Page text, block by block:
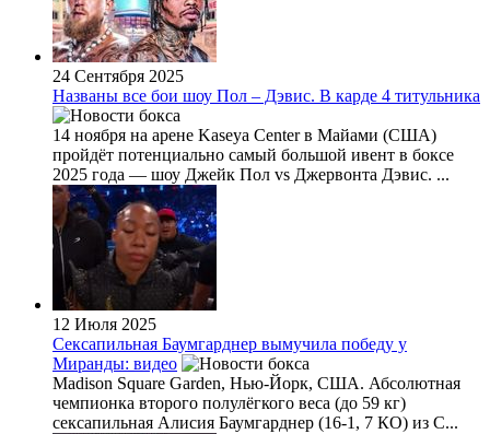
24 Сентября 2025
Названы все бои шоу Пол – Дэвис. В карде 4 титульника
14 ноября на арене Kaseya Center в Майами (США)
пройдёт потенциально самый большой ивент в боксе
2025 года — шоу Джейк Пол vs Джервонта Дэвис. ...
12 Июля 2025
Сексапильная Баумгарднер вымучила победу у
Миранды: видео
Madison Square Garden, Нью-Йорк, США. Абсолютная
чемпионка второго полулёгкого веса (до 59 кг)
сексапильная Алисия Баумгарднер (16-1, 7 КО) из С...